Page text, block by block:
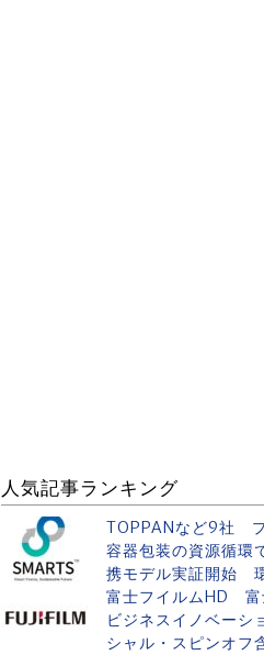
人気記事ランキング
TOPPANなど9社
容器包装の資源循環
携モデル実証開始
富士フイルムHD 富
ビジネスイノベーシ
シャル・スピンオフ